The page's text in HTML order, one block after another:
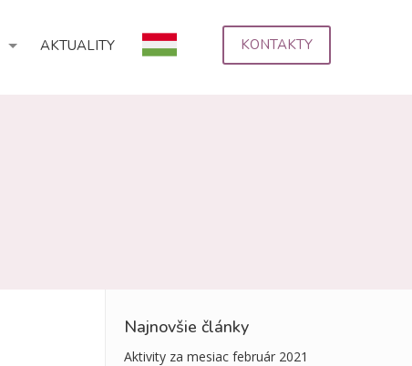
AKTUALITY KONTAKTY
Najnovšie články
Aktivity za mesiac február 2021